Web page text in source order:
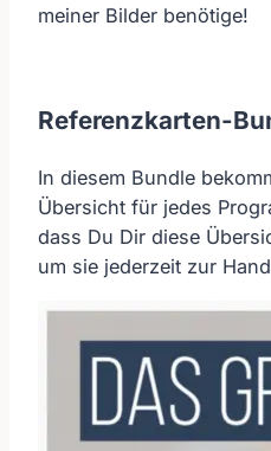
meiner Bilder benötige!
Referenzkarten-
In diesem Bundle
Übersicht für jedes
dass Du Dir diese
um sie jederzeit zur